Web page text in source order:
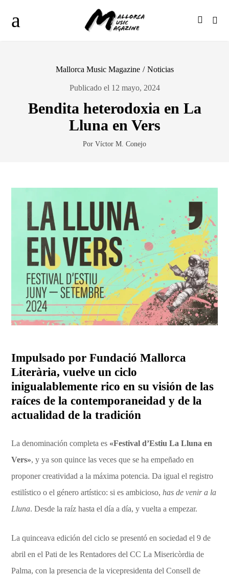
Mallorca Music Magazine / Noticias
Publicado el 12 mayo, 2024
Bendita heterodoxia en La
Lluna en Vers
Por Víctor M. Conejo
Impulsado por Fundació Mallorca
Literària, vuelve un ciclo
inigualablemente rico en su visión de las
raíces de la contemporaneidad y de la
actualidad de la tradición
La denominación completa es «Festival d’Estiu La Lluna en
Vers», y ya son quince las veces que se ha empeñado en
proponer creatividad a la máxima potencia. Da igual el registro
estilístico o el género artístico: si es ambicioso,has de venir a la
Lluna. Desde la raíz hasta el día a día, y vuelta a empezar.
La quinceava edición del ciclo se presentó en sociedad el 9 de
abril en el Pati de les Rentadores del CC La Misericòrdia de
Palma, con la presencia de la vicepresidenta del Consell de